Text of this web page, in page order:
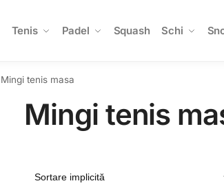
Tenis Padel Squash Schi
Mingi tenis masa
Mingi tenis